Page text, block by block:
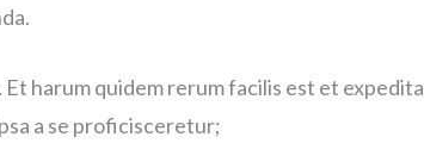
harum quidem rerum facilis est et expedita
a se proficisceretur;